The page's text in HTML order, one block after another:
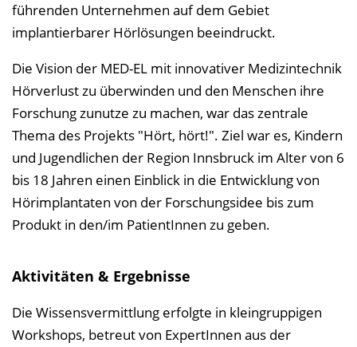
führenden Unternehmen auf dem Gebiet
implantierbarer Hörlösungen beeindruckt.
Die Vision der MED-EL mit innovativer Medizintechnik
Hörverlust zu überwinden und den Menschen ihre
Forschung zunutze zu machen, war das zentrale
Thema des Projekts "Hört, hört!". Ziel war es, Kindern
und Jugendlichen der Region Innsbruck im Alter von 6
bis 18 Jahren einen Einblick in die Entwicklung von
Hörimplantaten von der Forschungsidee bis zum
Produkt in den/im PatientInnen zu geben.
Aktivitäten & Ergebnisse
Die Wissensvermittlung erfolgte in kleingruppigen
Workshops, betreut von ExpertInnen aus der